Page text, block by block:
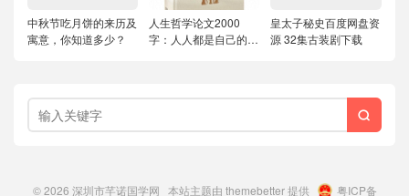
中秋节吃月饼的来历及
寓意，你知道多少？
人生哲学论文2000
字：人人都是自己的哲
皇太子秘史百度网盘资
源 32集古装剧下载

© 2026 深圳市芊诺国学网 本站主题由 themebetter提供 粤ICP备